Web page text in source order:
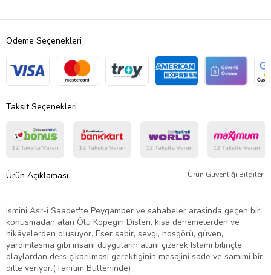
Ödeme Seçenekleri
Taksit Seçenekleri
Ürün Açıklaması Ürün Güvenliği Bilgileri
Ismini Asr-i Saadet'te Peygamber ve sahabeler arasinda geçen bir
konusmadan alan Ölü Köpegin Disleri, kisa denemelerden ve
hikâyelerden olusuyor. Eser sabir, sevgi, hosgörü, güven,
yardimlasma gibi insani duygularin altini çizerek Islami bilinçle
olaylardan ders çikarilmasi gerektiginin mesajini sade ve samimi bir
dille veriyor.(Tanitim Bülteninde)